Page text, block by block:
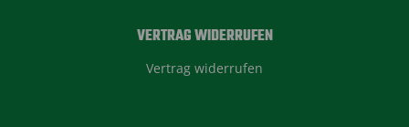
VERTRAG WIDERRUFEN
Vertrag widerrufen